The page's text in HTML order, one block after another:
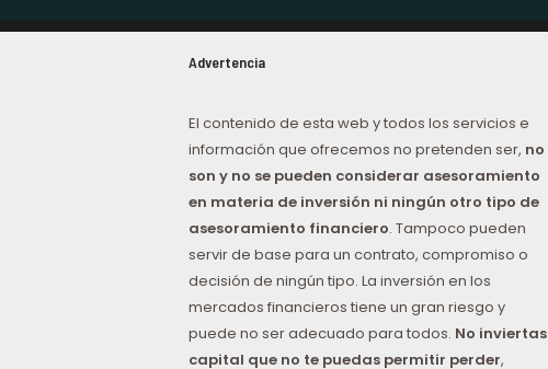
Advertencia
El contenido de esta web y todos los servicios e
información que ofrecemos no pretenden ser, no
son y no se pueden considerar asesoramiento
en materia de inversión ni ningún otro tipo de
asesoramiento financiero. Tampoco pueden
servir de base para un contrato, compromiso o
decisión de ningún tipo. La inversión en los
mercados financieros tiene un gran riesgo y
puede no ser adecuado para todos. No inviertas
capital que no te puedas permitir perder,